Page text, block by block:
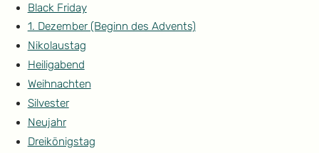
Black Friday
1. Dezember (Beginn des Advents)
Nikolaustag
Heiligabend
Weihnachten
Silvester
Neujahr
Dreikönigstag